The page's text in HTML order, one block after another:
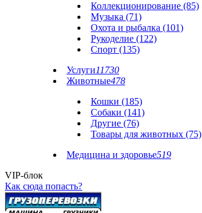
Коллекционирование (85)
Музыка (71)
Охота и рыбалка (101)
Рукоделие (122)
Спорт (135)
Услуги11730
Животные478
Кошки (185)
Собаки (141)
Другие (76)
Товары для животных (75)
Медицина и здоровье519
VIP-блок
Как сюда попасть?